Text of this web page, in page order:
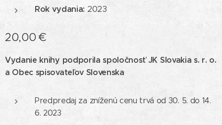
Rok vydania: 2023
20,00 €
Vydanie knihy podporila spoločnosť JK Slovakia s. r. o.
a Obec spisovateľov Slovenska
Predpredaj za zníženú cenu trvá od 30. 5. do 14.
6. 2023